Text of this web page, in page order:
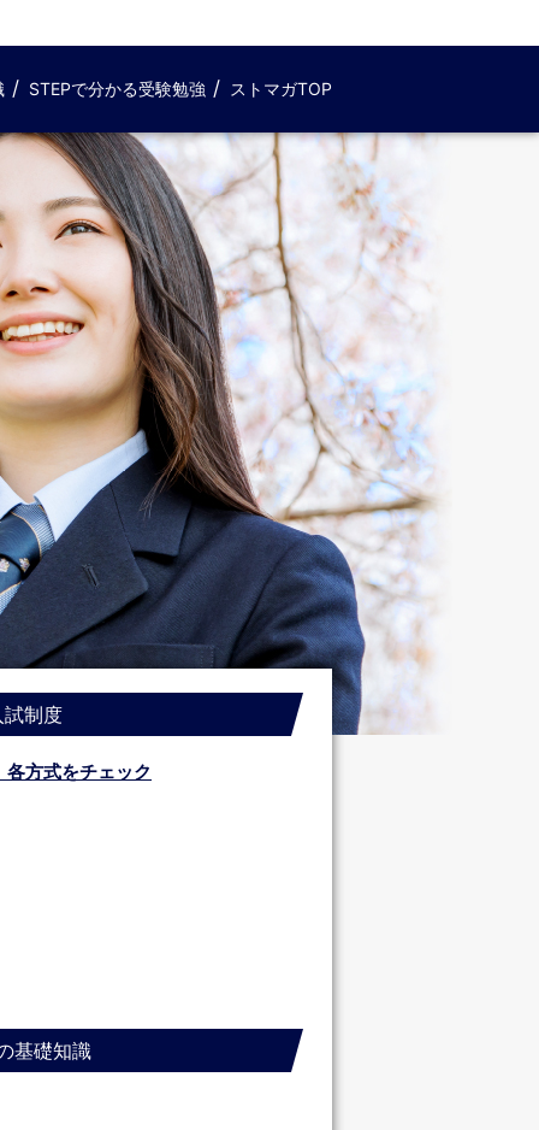
STEPで分かる受験勉強 ストマガTOP
試制度
方式をチェック
基礎知識